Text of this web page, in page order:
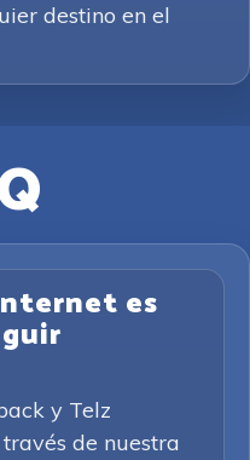
destino en el
es
y Telz
de nuestra